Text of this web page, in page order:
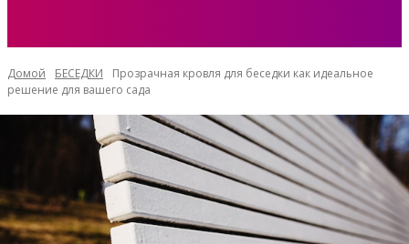
Домой БЕСЕДКИ
Прозрачная кровля для беседки как идеальное
решение для вашего сада